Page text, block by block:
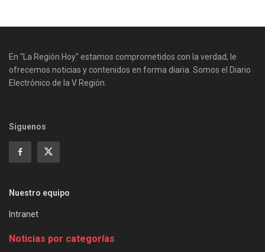
En "La Región Hoy" estamos comprometidos con la verdad, le
ofrecemos noticias y contenidos en forma diaria. Somos el Diario
Electrónico de la V Región.
Siguenos
Nuestro equipo
Intranet
Noticias por categorías